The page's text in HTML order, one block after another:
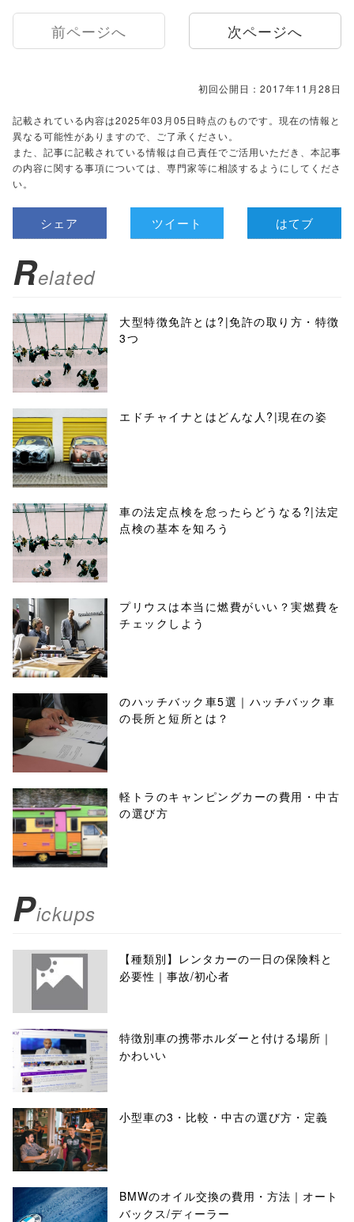
前ページへ 次ページへ
初回公開日：2017年11月28日
記載されている内容は2025年03月05日時点のものです。現在の情報と
異なる可能性がありますので、ご了承ください。
また、記事に記載されている情報は自己責任でご活用いただき、本記事
の内容に関する事項については、専門家等に相談するようにしてくださ
い。
シェア ツイート はてブ
Related
大型特徴免許とは?|免許の取り方・特徴
3つ
エドチャイナとはどんな人?|現在の姿
車の法定点検を怠ったらどうなる?|法定
点検の基本を知ろう
プリウスは本当に燃費がいい？実燃費を
チェックしよう
のハッチバック車5選｜ハッチバック車
の長所と短所とは？
軽トラのキャンピングカーの費用・中古
の選び方
Pickups
【種類別】レンタカーの一日の保険料と
必要性｜事故/初心者
特徴別車の携帯ホルダーと付ける場所｜
かわいい
小型車の3・比較・中古の選び方・定義
BMWのオイル交換の費用・方法｜オート
バックス/ディーラー